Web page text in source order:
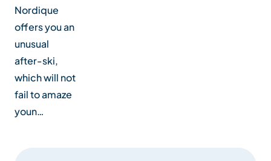
Nordique
offers you an
unusual
after-ski,
which will not
fail to amaze
youn…